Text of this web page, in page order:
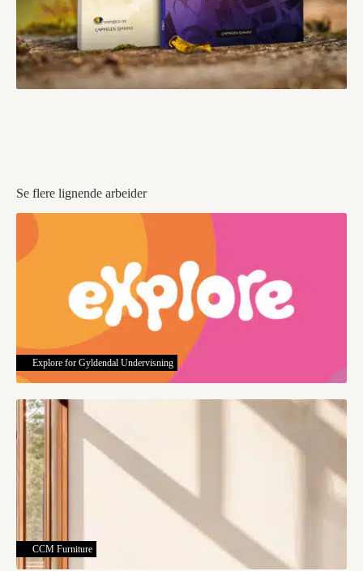
Se flere lignende arbeider
Explore for Gyldendal Undervisning
CCM Furniture